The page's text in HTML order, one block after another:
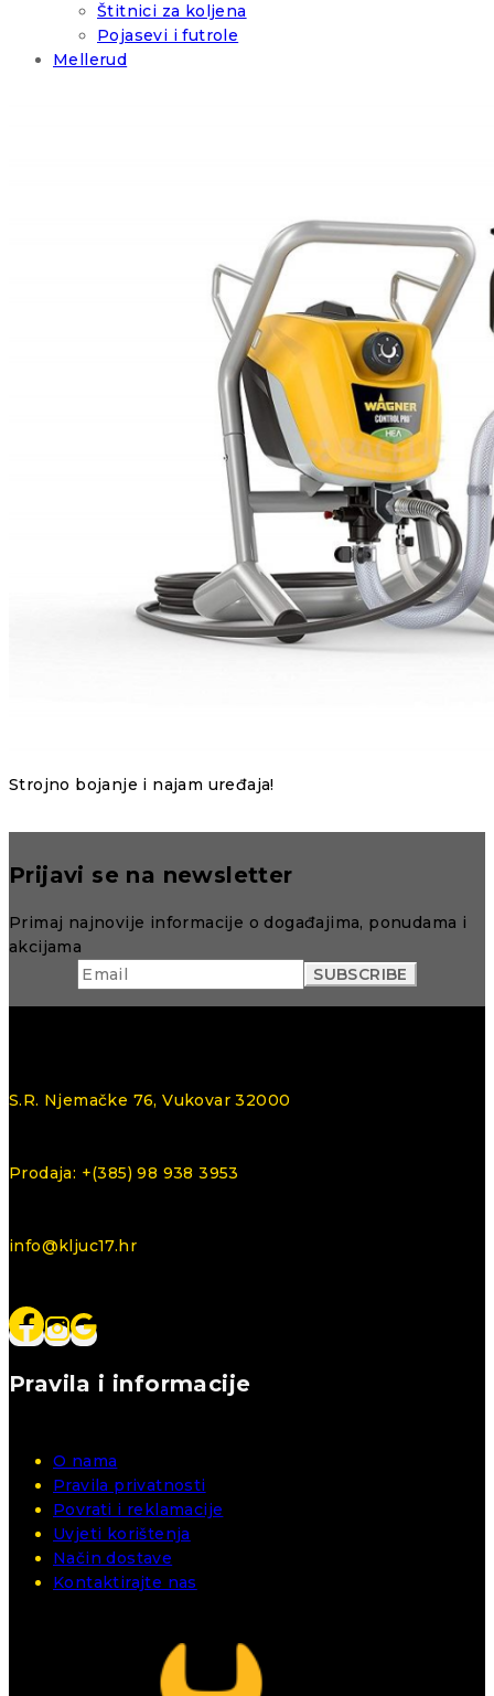
Štitnici za koljena
Pojasevi i futrole
Mellerud
Strojno bojanje i najam uređaja!
Prijavi se na newsletter
Primaj najnovije informacije o događajima, ponudama i
akcijama
S.R. Njemačke 76, Vukovar 32000
Prodaja: +(385) 98 938 3953
info@kljuc17.hr
Pravila i informacije
O nama
Pravila privatnosti
Povrati i reklamacije
Uvjeti korištenja
Način dostave
Kontaktirajte nas